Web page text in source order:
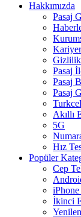
Hakkımızda
Pasaj
Kariyer
Pasaj
Pasaj
Pasaj
Akıllı
5G
Hız
Popüler
Cep
İkinci